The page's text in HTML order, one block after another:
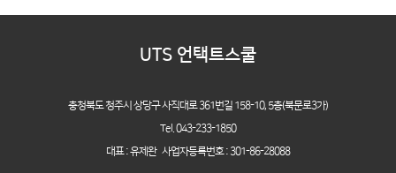
UTS 언택트스쿨
충청북도 청주시 상당구 사직대로 361번길 158-10, 5층(북문로3가)
Tel. 043-233-1850
대표 : 유제완 사업자등록번호 : 301-86-28088